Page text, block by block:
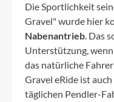
Die Sportlichkeit
Gravel" wurde hier
Nabenantrieb. Das
Unterstützung, wenn
das natürliche
Gravel eRide ist
täglichen Pendler-